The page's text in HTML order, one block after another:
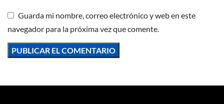
Guarda mi nombre, correo electrónico y web en este
navegador para la próxima vez que comente.